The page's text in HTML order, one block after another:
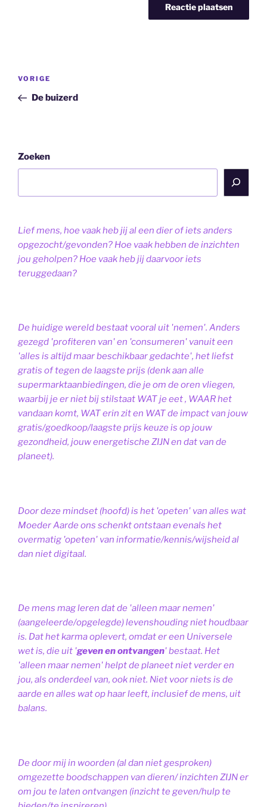
Bericht
Vorig
bericht
VORIGE
De buizerd
Zoeken
Lief mens, hoe vaak heb jij al een dier of iets anders
opgezocht/gevonden? Hoe vaak hebben de inzichten
jou geholpen? Hoe vaak heb jij daarvoor iets
teruggedaan?
De huidige wereld bestaat vooral uit 'nemen'. Anders
gezegd 'profiteren van' en 'consumeren' vanuit een
'alles is altijd maar beschikbaar gedachte', het liefst
gratis of tegen de laagste prijs (denk aan alle
supermarktaanbiedingen, die je om de oren vliegen,
waarbij je er niet bij stilstaat WAT je eet , WAAR het
vandaan komt, WAT erin zit en WAT de impact van jouw
gratis/goedkoop/laagste prijs keuze is op jouw
gezondheid, jouw energetische ZIJN en dat van de
planeet).
Door deze mindset (hoofd) is het 'opeten' van alles wat
Moeder Aarde ons schenkt ontstaan evenals het
overmatig 'opeten' van informatie/kennis/wijsheid al
dan niet digitaal.
De mens mag leren dat de 'alleen maar nemen'
(aangeleerde/opgelegde) levenshouding niet houdbaar
is. Dat het karma oplevert, omdat er een Universele
wet is, die uit 'geven en ontvangen' bestaat. Het
'alleen maar nemen' helpt de planeet niet verder en
jou, als onderdeel van, ook niet. Niet voor niets is de
aarde en alles wat op haar leeft, inclusief de mens, uit
balans.
De door mij in woorden (al dan niet gesproken)
omgezette boodschappen van dieren/ inzichten ZIJN er
om jou te laten ontvangen (inzicht te geven/hulp te